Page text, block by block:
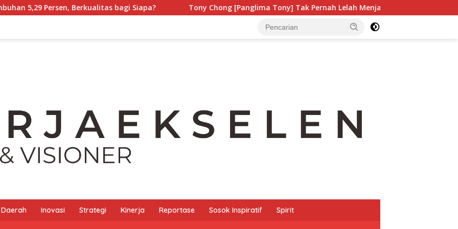
Berkualitas bagi Siapa? Tony Chong [Panglima Tony] Tak Pernah Lelah Menjaga Eksistensi Budaya Leluhur
Daerah Inovasi Strategi Kinerja Reportase Sosok Inspiratif Spirit